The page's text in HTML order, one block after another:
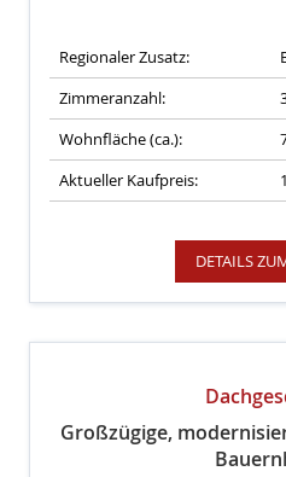
Regionaler Zusatz:
Zimmeranzahl:
Wohnfläche (ca.):
Aktueller Kaufpreis:
DETAILS
Großzügige,